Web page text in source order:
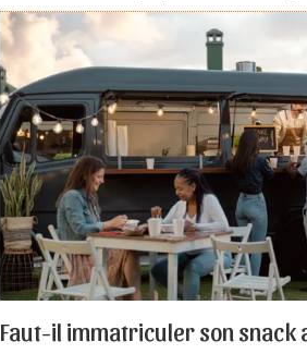
Faut-il immatriculer son snack